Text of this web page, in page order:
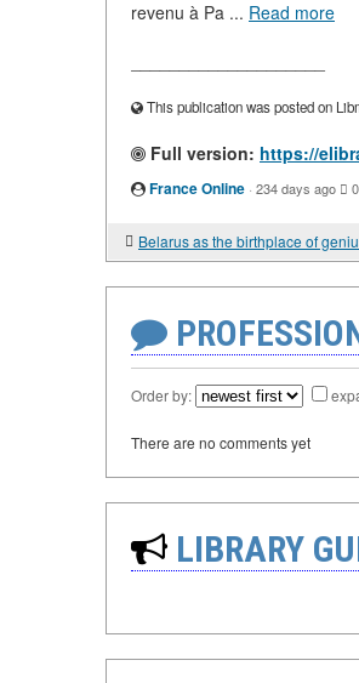
revenu à Pa ... Read more
This publication was posted on
Full version: https://
France Online · 234 days ago 0
Belarus as the birthplace of
Order by:
There are no comments yet
LIBRARY